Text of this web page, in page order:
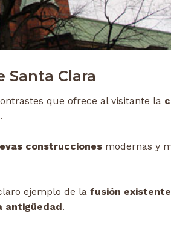
Santa Clara
que ofrece al visitante la
construcciones modernas y
ejemplo de la fusión
antigüedad.